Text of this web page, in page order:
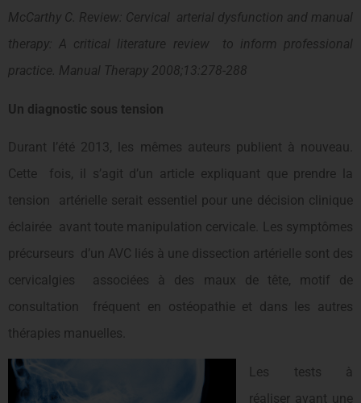
McCarthy C. Review: Cervical arterial dysfunction and manual
therapy: A critical literature review to inform professional
practice. Manual Therapy 2008;13:278-288
Un diagnostic sous tension
Durant l’été 2013, les mêmes auteurs publient à nouveau.
Cette fois, il s’agit d’un article expliquant que prendre la
tension artérielle serait essentiel pour une décision clinique
éclairée avant toute manipulation cervicale. Les symptômes
précurseurs d’un AVC liés à une dissection artérielle sont des
cervicalgies associées à des maux de tête, motif de
consultation fréquent en ostéopathie et dans les autres
thérapies manuelles.
Les tests à
réaliser avant une